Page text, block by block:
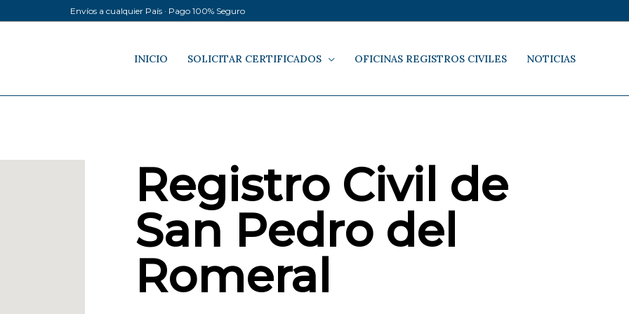
Envíos a cualquier País · Pago 100% Seguro
INICIO SOLICITAR CERTIFICADOS OFICINAS REGISTROS CIVILES NOTICIAS
Registro Civil de
San Pedro del
Romeral